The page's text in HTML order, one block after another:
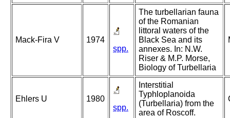
Mack-Fira V
1974
spp.
The turbellarian fauna
of the Romanian
littoral waters of the
Black Sea and its
annexes. In: N.W.
Riser & M.P. Morse,
Biology of Turbellaria
Ehlers U
1980
spp.
Interstitial
Typhloplanoida
(Turbellaria) from the
area of Roscoff.